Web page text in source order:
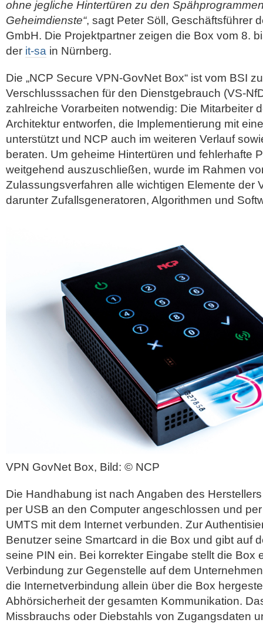
ohne jegliche Hintertüren zu den
Geheimdienste“, sagt Peter Söll, Geschäftsführer
GmbH. Die Projektpartner zeigen die Box vom 8.
der it-sa in Nürnberg.
Die „NCP Secure VPN-GovNet Box“ ist vom BSI
Verschlusssachen für den Dienstgebrauch (VS-
zahlreiche Vorarbeiten notwendig: Die Mitarbeiter
Architektur entworfen, die Implementierung mit
unterstützt und NCP auch im weiteren Verlauf
beraten. Um geheime Hintertüren und fehlerhafte
weitgehend auszuschließen, wurde im Rahmen
Zulassungsverfahren alle wichtigen Elemente der
darunter Zufallsgeneratoren, Algorithmen und
VPN GovNet Box, Bild: © NCP
Die Handhabung ist nach Angaben des
per USB an den Computer angeschlossen und
UMTS mit dem Internet verbunden. Zur
Benutzer seine Smartcard in die Box und gibt auf
seine PIN ein. Bei korrekter Eingabe stellt die Box
Verbindung zur Gegenstelle auf dem
die Internetverbindung allein über die Box
Abhörsicherheit der gesamten Kommunikation.
Missbrauchs oder Diebstahls von Zugangsdaten